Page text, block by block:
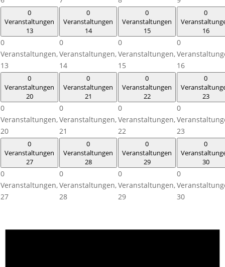
0
Veranstaltungen
13
0
Veranstaltungen,
13
0
Veranstaltungen
14
0
Veranstaltungen,
14
0
Veranstaltungen
15
0
Veranstaltungen,
15
0
16
0
16
0
Veranstaltungen
20
0
Veranstaltungen,
20
0
Veranstaltungen
21
0
Veranstaltungen,
21
0
Veranstaltungen
22
0
Veranstaltungen,
22
0
23
0
23
0
Veranstaltungen
27
0
Veranstaltungen,
27
0
Veranstaltungen
28
0
Veranstaltungen,
28
0
Veranstaltungen
29
0
Veranstaltungen,
29
0
30
0
30